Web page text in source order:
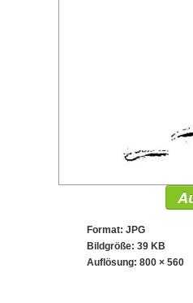
Format: JPG
Bildgröße: 39 KB
Auflösung: 800 × 560